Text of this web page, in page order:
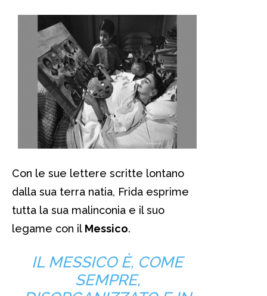
Con le sue lettere scritte lontano
dalla sua terra natia, Frida esprime
tutta la sua malinconia e il suo
legame con il Messico.
IL MESSICO È, COME
SEMPRE,